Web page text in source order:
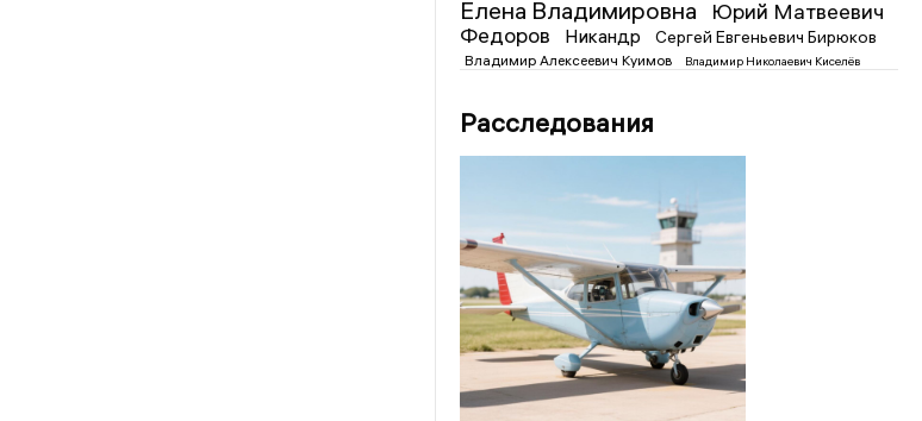
Елена Владимировна
Юрий Матвеевич
Федоров
Никандр Сергей Евгеньевич Бирюков
Владимир Алексеевич Куимов Владимир Николаевич Киселёв
Расследования